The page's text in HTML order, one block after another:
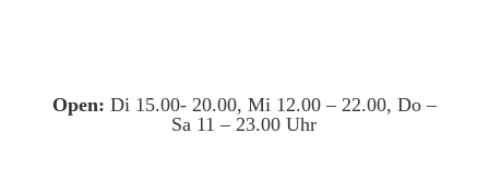
Open: Di 15.00- 20.00, Mi 12.00 – 22.00, Do –
Sa 11 – 23.00 Uhr